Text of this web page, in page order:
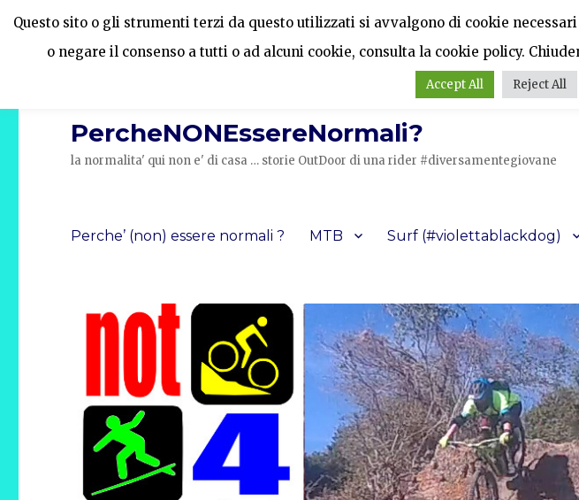
PercheNONEssereNormali?
la normalita' qui non e' di casa … storie OutDoor di una rider #diversamentegiovane
Perche’ (non) essere normali ? MTB Surf (#violettablackdog)
Questo sito o gli strumenti terzi da questo utilizzati si avvalgono di cookie
o negare il consenso a tutti o ad alcuni cookie, consulta la cookie policy.
Accept All Reject All